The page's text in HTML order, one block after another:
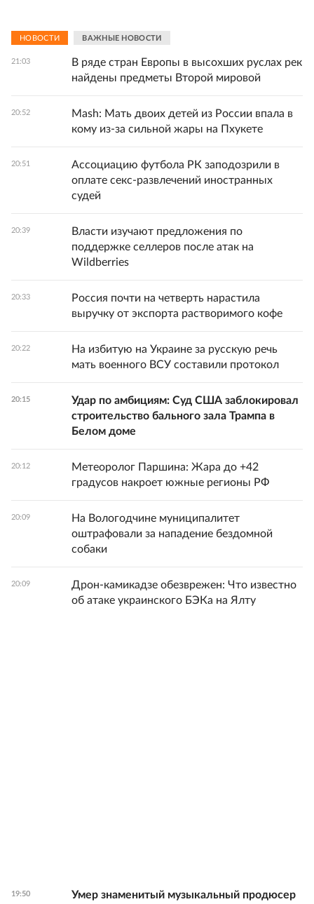
НОВОСТИ ВАЖНЫЕ НОВОСТИ
21:03
В ряде стран Европы в высохших руслах рек
найдены предметы Второй мировой
20:52
Mash: Мать двоих детей из России впала в
кому из-за сильной жары на Пхукете
20:51
Ассоциацию футбола РК заподозрили в
оплате секс-развлечений иностранных
судей
20:39
Власти изучают предложения по
поддержке селлеров после атак на
Wildberries
20:33
Россия почти на четверть нарастила
выручку от экспорта растворимого кофе
20:22
На избитую на Украине за русскую речь
мать военного ВСУ составили протокол
20:15
Удар по амбициям: Суд США заблокировал
строительство бального зала Трампа в
Белом доме
20:12
Метеоролог Паршина: Жара до +42
градусов накроет южные регионы РФ
20:09
На Вологодчине муниципалитет
оштрафовали за нападение бездомной
собаки
20:09
Дрон-камикадзе обезврежен: Что известно
об атаке украинского БЭКа на Ялту
19:50
Умер знаменитый музыкальный продюсер